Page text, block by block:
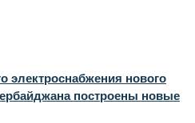
электроснабжения нового
построены новые